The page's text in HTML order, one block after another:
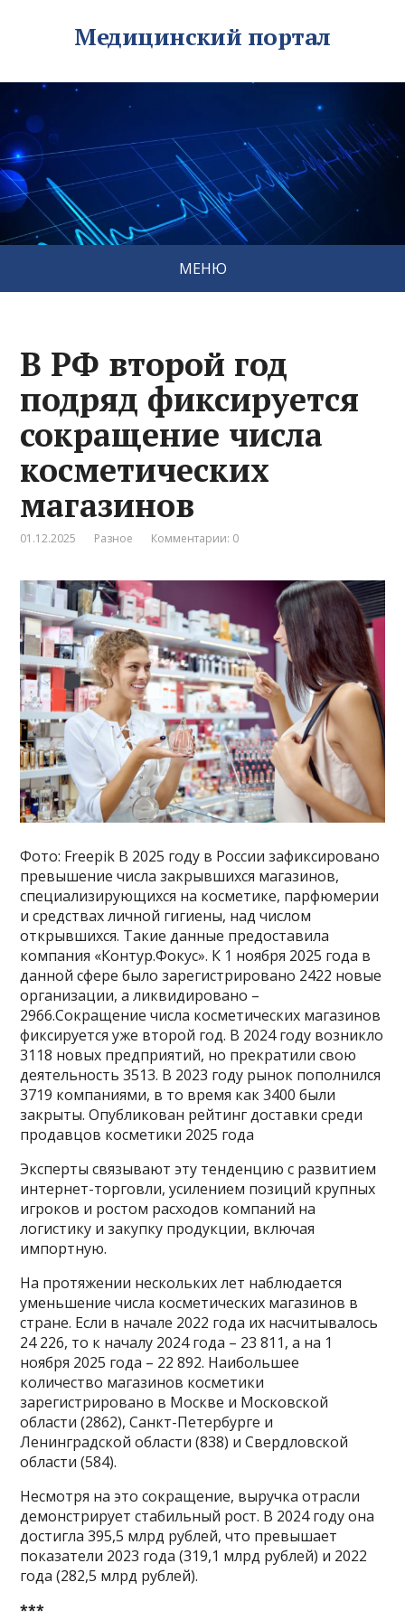
Медицинский портал
МЕНЮ
В РФ второй год
подряд фиксируется
сокращение числа
косметических
магазинов
01.12.2025 Разное Комментарии: 0
Фото: Freepik В 2025 году в России зафиксировано
превышение числа закрывшихся магазинов,
специализирующихся на косметике, парфюмерии
и средствах личной гигиены, над числом
открывшихся. Такие данные предоставила
компания «Контур.Фокус». К 1 ноября 2025 года в
данной сфере было зарегистрировано 2422 новые
организации, а ликвидировано –
2966.Сокращение числа косметических магазинов
фиксируется уже второй год. В 2024 году возникло
3118 новых предприятий, но прекратили свою
деятельность 3513. В 2023 году рынок пополнился
3719 компаниями, в то время как 3400 были
закрыты. Опубликован рейтинг доставки среди
продавцов косметики 2025 года
Эксперты связывают эту тенденцию с развитием
интернет-торговли, усилением позиций крупных
игроков и ростом расходов компаний на
логистику и закупку продукции, включая
импортную.
На протяжении нескольких лет наблюдается
уменьшение числа косметических магазинов в
стране. Если в начале 2022 года их насчитывалось
24 226, то к началу 2024 года – 23 811, а на 1
ноября 2025 года – 22 892. Наибольшее
количество магазинов косметики
зарегистрировано в Москве и Московской
области (2862), Санкт-Петербурге и
Ленинградской области (838) и Свердловской
области (584).
Несмотря на это сокращение, выручка отрасли
демонстрирует стабильный рост. В 2024 году она
достигла 395,5 млрд рублей, что превышает
показатели 2023 года (319,1 млрд рублей) и 2022
года (282,5 млрд рублей).
***